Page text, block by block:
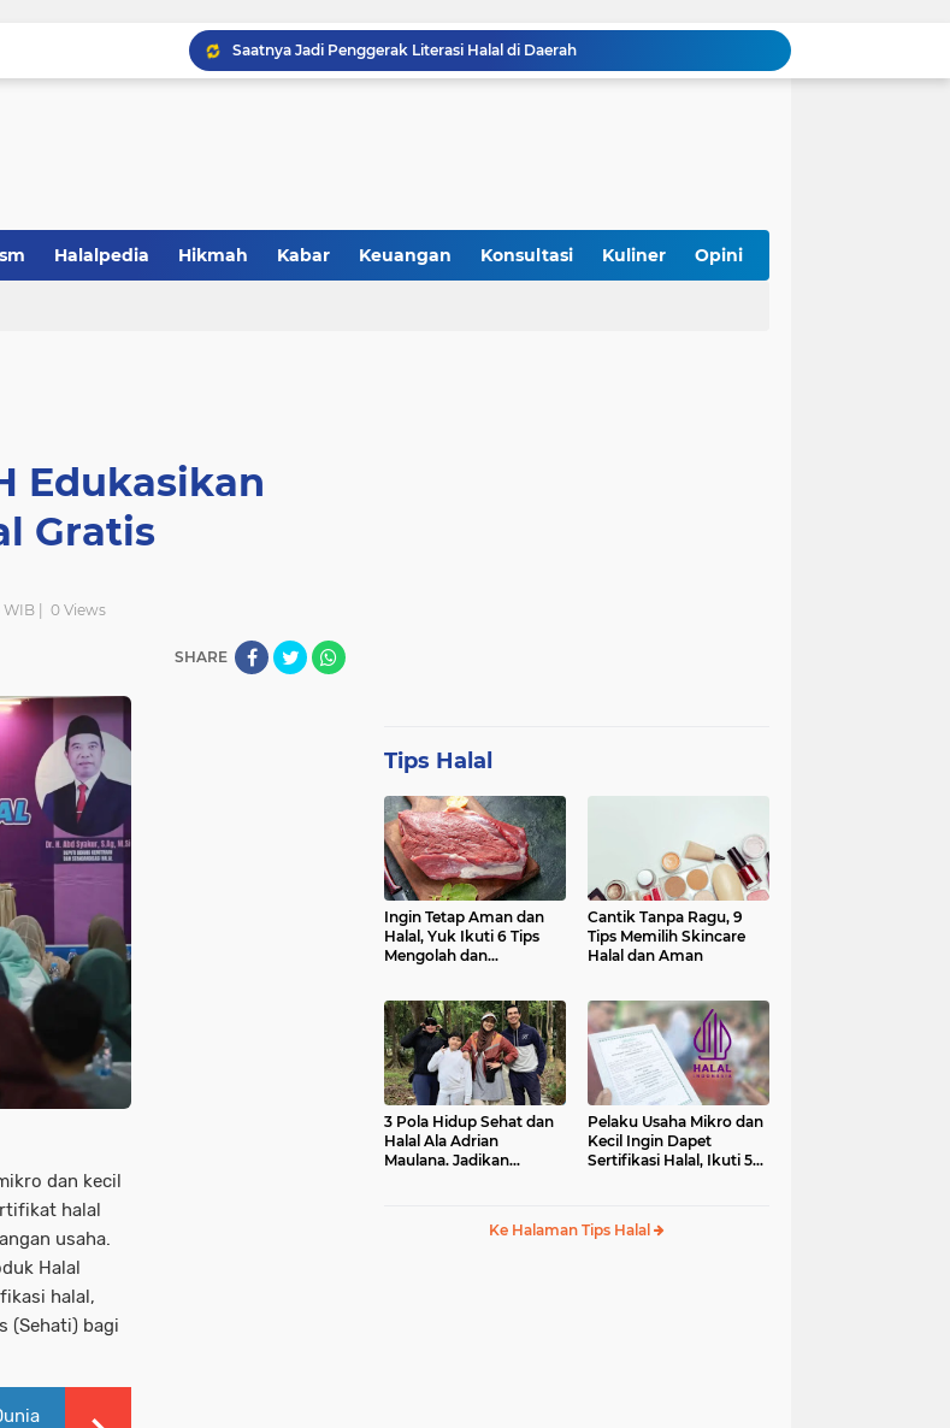
Saatnya Jadi Penggerak Literasi Halal di Daerah
Sertifikasi Halal Barang Gunaan, Kebutuhan atau Sekadar Tren?
Gandeng BBPOM UIN Lampung Perkuat Kewirausahaan Halal
Catat! Halal dimulai dari Konsumen, Tak Berhenti di Logo
Halalpedia Hikmah Kabar Keuangan Konsultasi Kuliner Opini
Edukasikan
Gratis
| 0Views
SHARE
dan kecil
halal
usaha.
Halal
halal,
(Sehati) bagi
Tips Halal
Ingin Tetap Aman dan
Halal, Yuk Ikuti 6 Tips
Mengolah dan
Cantik Tanpa Ragu, 9
Tips Memilih Skincare
Halal dan Aman
3 Pola Hidup Sehat dan
Halal Ala Adrian
Maulana. Jadikan
Pelaku Usaha Mikro dan
Kecil Ingin Dapet
Sertifikasi Halal, Ikuti 5
Ke Halaman Tips Halal